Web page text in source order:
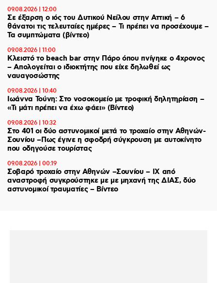
09.08.2026 | 12:00
Σε έξαρση ο ιός του Δυτικού Νείλου στην Αττική – 6
θάνατοι τις τελευταίες ημέρες – Τι πρέπει να προσέχουμε –
Τα συμπτώματα (βίντεο)
09.08.2026 | 11:00
Κλειστό το beach bar στην Πάρο όπου πνίγηκε ο 4χρονος
– Απολογείται ο ιδιοκτήτης που είχε δηλωθεί ως
ναυαγοσώστης
09.08.2026 | 10:40
Ιωάννα Τούνη: Στο νοσοκομείο με τροφική δηλητηρίαση –
«Τι μάτι πρέπει να έχω φάει» (Βίντεο)
09.08.2026 | 10:32
Στο 401 οι δύο αστυνομικοί μετά το τροχαίο στην Αθηνών-
Σουνίου –Πως έγινε η σφοδρή σύγκρουση με αυτοκίνητο
που οδηγούσε τουρίστας
09.08.2026 | 00:19
Σοβαρό τροχαίο στην Αθηνών –Σουνίου – ΙΧ από
αναστροφή συγκρούστηκε με με μηχανή της ΔΙΑΣ, δύο
αστυνομικοί τραυματίες – Βίντεο